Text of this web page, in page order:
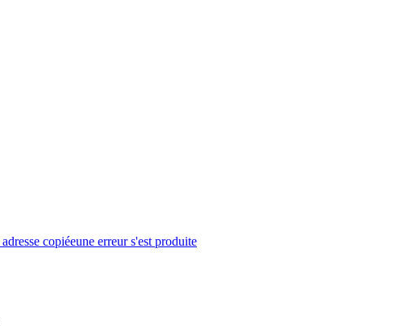
adresse copiéeune erreur s'est produite